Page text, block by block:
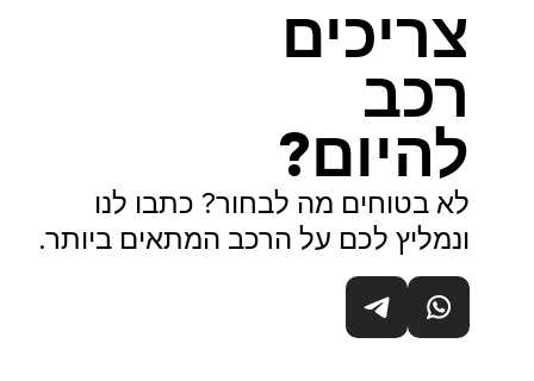
צריכים
רכב
להיום?
לא בטוחים מה לבחור? כתבו לנו
ונמליץ לכם על הרכב המתאים ביותר.